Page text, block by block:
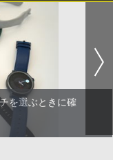
を選ぶときに確